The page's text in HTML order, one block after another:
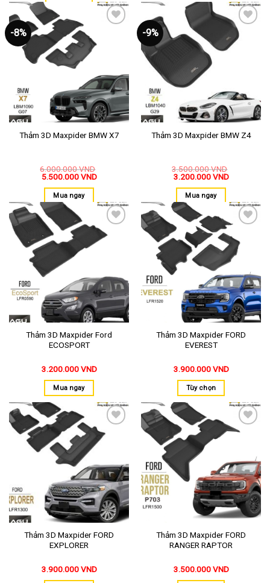
-8%
Thảm 3D Maxpider BMW X7
6.000.000VND
5.500.000VND
Mua ngay
-9%
Thêm
Thảm 3D Maxpider BMW Z4
3.500.000VND
3.200.000VND
Mua ngay
Thêm
Thảm 3D Maxpider Ford
ECOSPORT
3.200.000VND
Mua ngay
vào
Thảm 3D Maxpider FORD
EVEREST
3.900.000VND
Tùy chọn
Thêm
Thảm 3D Maxpider FORD
EXPLORER
3.900.000VND
Thêm
Thảm 3D Maxpider FORD
RANGER RAPTOR
3.500.000VND